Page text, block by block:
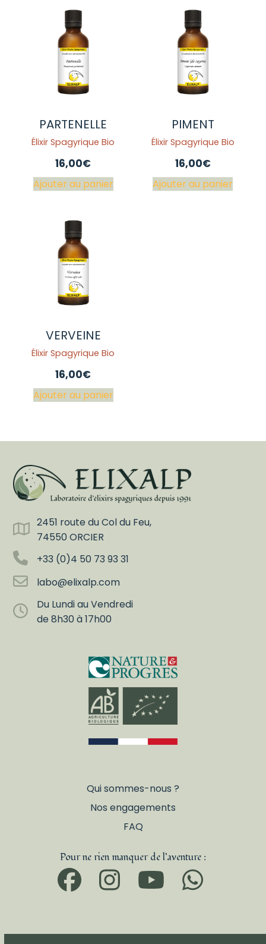
PARTENELLE
Élixir Spagyrique Bio
16,00€
Ajouter au panier
PIMENT
Élixir Spagyrique Bio
16,00€
Ajouter au panier
VERVEINE
Élixir Spagyrique Bio
16,00€
Ajouter au panier
2451 route du Col du Feu,
74550 ORCIER
+33 (0)4 50 73 93 31
labo@elixalp.com
Du Lundi au Vendredi
de 8h30 à 17h00
Qui sommes-nous ?
Nos engagements
FAQ
Pour ne rien manquer de l’aventure :
Facebook
Instagram